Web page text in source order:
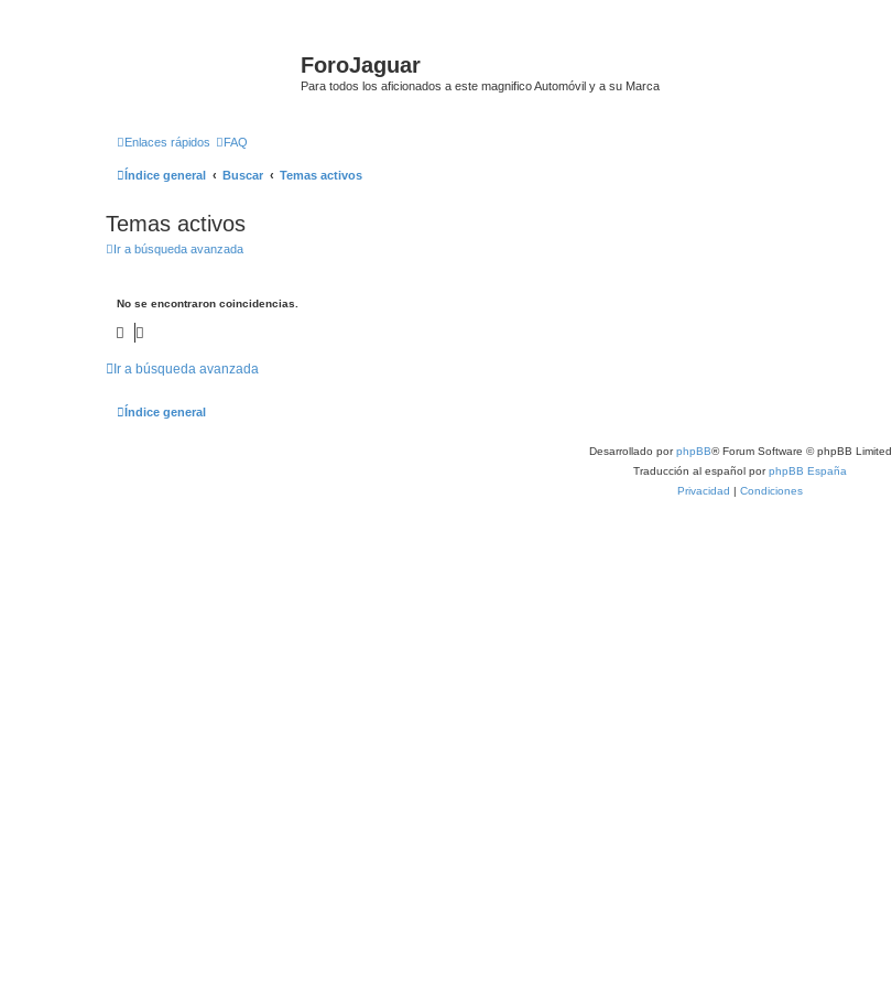
ForoJaguar
Para todos los aficionados a este magnifico Automóvil y a su Marca
Enlaces rápidos FAQ
Índice general Buscar Temas activos
Temas activos
Ir a búsqueda avanzada
No se encontraron coincidencias.
Ir a búsqueda avanzada
Índice general
Desarrollado porphpBB® Forum Software © phpBB Limited
Traducción al español porphpBB España
Privacidad | Condiciones